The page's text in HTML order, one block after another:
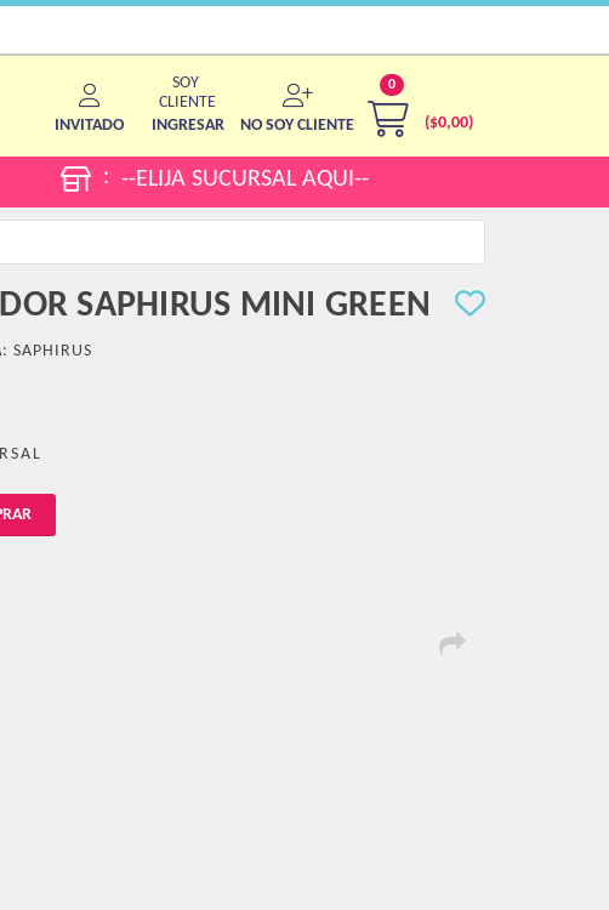
INVITADO INGRESAR NO SOY CLIENTE
: --ELIJA SUCURSAL AQUI--
0
($0,00)
SAPHIRUS MINI GREEN
: SAPHIRUS